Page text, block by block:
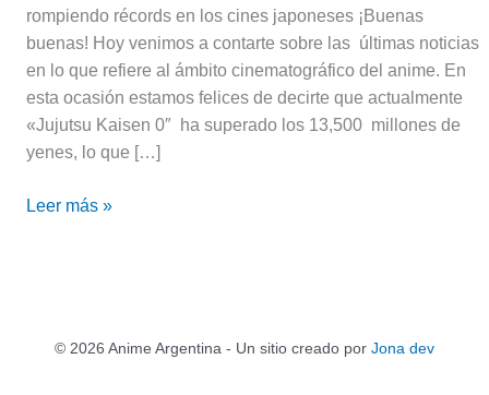
rompiendo récords en los cines japoneses ¡Buenas
buenas! Hoy venimos a contarte sobre las últimas noticias
en lo que refiere al ámbito cinematográfico del anime. En
esta ocasión estamos felices de decirte que actualmente
«Jujutsu Kaisen 0″ ha superado los 13,500 millones de
yenes, lo que […]
Leer más »
© 2026 Anime Argentina - Un sitio creado por Jona dev